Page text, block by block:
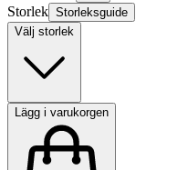
Storlek Storleksguide
Välj storlek
Lägg i varukorgen